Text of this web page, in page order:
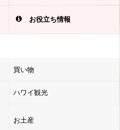
お役立ち情報
買い物
ハワイ観光
お土産